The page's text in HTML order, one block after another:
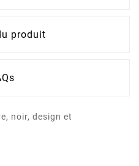
produit
noir, design et